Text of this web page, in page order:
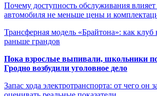
Почему доступность обслуживания
автомобиля не меньше цены и
Трансферная модель «Брайтона»: как клуб
раньше грандов
Пока взрослые выпивали, школьники
Гродно возбудили уголовное дело
Запас хода электротранспорта: от чего он